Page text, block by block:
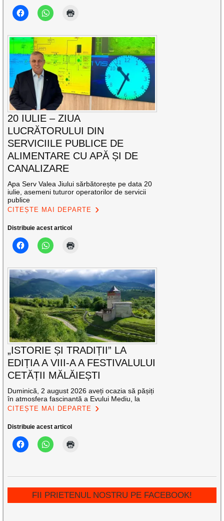
20 IULIE – ZIUA
LUCRĂTORULUI DIN
SERVICIILE PUBLICE DE
ALIMENTARE CU APĂ ȘI DE
CANALIZARE
Apa Serv Valea Jiului sărbătorește pe data 20
iulie, asemeni tuturor operatorilor de servicii
publice
CITEȘTE MAI DEPARTE
Distribuie acest articol
„ISTORIE ȘI TRADIȚII” LA
EDIȚIA A VIII-A A FESTIVALULUI
CETĂȚII MĂLĂIEȘTI
Duminică, 2 august 2026 aveți ocazia să pășiți
în atmosfera fascinantă a Evului Mediu, la
CITEȘTE MAI DEPARTE
Distribuie acest articol
FII PRIETENUL NOSTRU PE FACEBOOK!